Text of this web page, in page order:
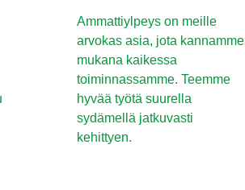
Ammattiylpeys on meille
arvokas asia, jota kannamme
mukana kaikessa
toiminnassamme. Teemme
hyvää työtä suurella
sydämellä jatkuvasti
kehittyen.